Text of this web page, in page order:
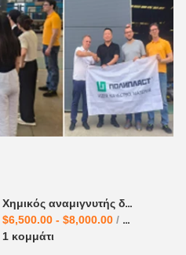
Χημικός αναμιγνυτής διαλύτη αντιδραστήρας από ανοξείδωτο χάλυβα αντιδραστήρας χημικός αντιδραστήρας αντιδραστήρας δοχείο προμηθευτές αντιδραστηριακό εξοπλισμό από ανοξείδωτο χάλυβα
$6,500.00 - $8,000.00 / κομμάτι
1 κομμάτι